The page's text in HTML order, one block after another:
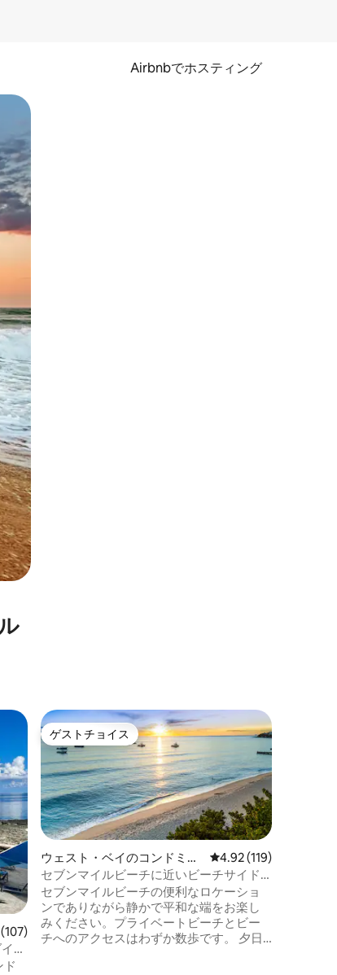
Airbnbでホスティング
す。
107件、5つ星中4.95つ星の平均評価
ビ
ゲストチョイス
ゲストチョイス
ウェスト・ベイのコンドミニ
アム
レビュー119件、5つ
4.92 (119)
セブンマイルビーチに近いビーチサイド
のデザイナーズヴィラ
セブンマイルビーチの便利なロケーショ
ンでありながら静かで平和な端をお楽し
みください。プライベートビーチとビー
チへのアクセスはわずか数歩です。 夕日